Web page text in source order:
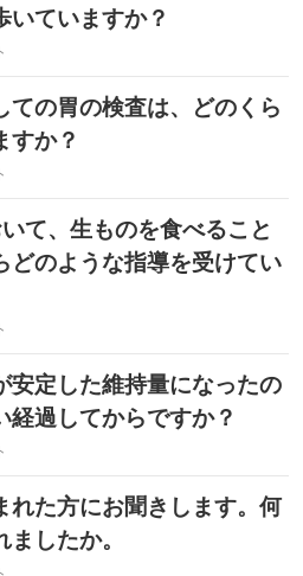
いていますか？
ての胃の検査は、どのくら
すか？
て、生ものを食べること
どのような指導を受けてい
安定した維持量になったの
経過してからですか？
れた方にお聞きします。何
したか。